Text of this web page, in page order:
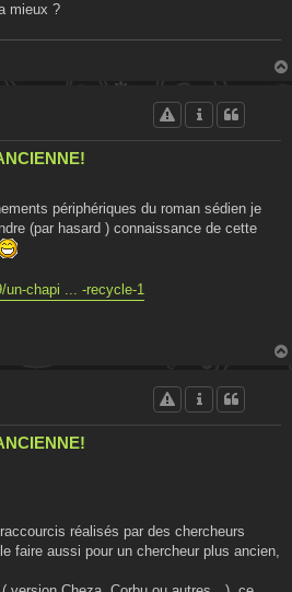
mieux ?
périphériques du roman sédien je
(par hasard ) connaissance de cette
un-chapi ... -recycle-1
réalisés par des chercheurs
faire aussi pour un chercheur plus ancien,